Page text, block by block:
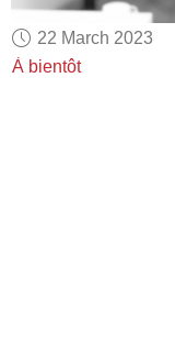
22 March 2023
À bientôt